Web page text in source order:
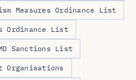
Measures Ordinance List
Ordinance List
Sanctions List
Organisations